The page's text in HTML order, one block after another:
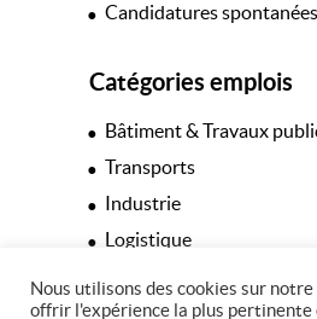
Nous utilisons des cookies sur
offrir l'expérience la plus pertinente
Candidatures spontanées
Catégories emplois
Bâtiment & Travaux
Transports
Industrie
Logistique
Espaces verts